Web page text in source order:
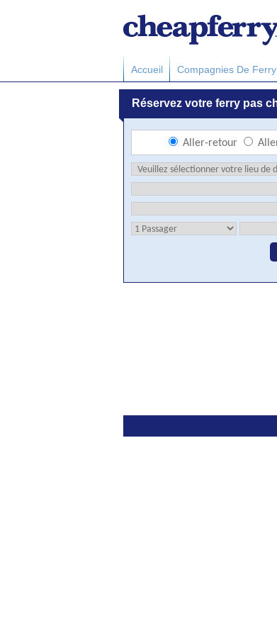
Accueil Compagnies De Ferry